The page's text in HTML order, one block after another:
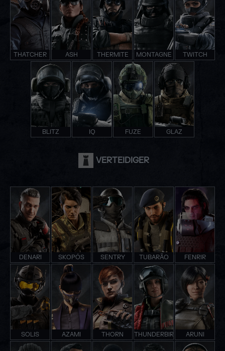
THATCHER ASH THERMITE MONTAGNE TWITCH
BLITZ IQ FUZE GLAZ
VERTEIDIGER
DENARI SKOPÓS SENTRY TUBARÃO FENRIR
SOLIS AZAMI THORN THUNDERBIRD ARUNI